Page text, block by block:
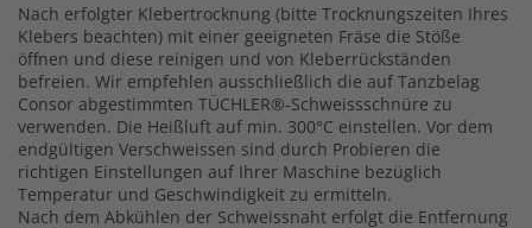
Nach erfolgter Klebertrocknung (bitte Trocknungszeiten Ihres
Klebers beachten) mit einer geeigneten Fräse die Stöße
öffnen und diese reinigen und von Kleberrückständen
befreien. Wir empfehlen ausschließlich die auf Tanzbelag
Consor abgestimmten TÜCHLER®-Schweissschnüre zu
verwenden. Die Heißluft auf min. 300°C einstellen. Vor dem
endgültigen Verschweissen sind durch Probieren die
richtigen Einstellungen auf Ihrer Maschine bezüglich
Temperatur und Geschwindigkeit zu ermitteln.
Nach dem Abkühlen der Schweissnaht erfolgt die Entfernung